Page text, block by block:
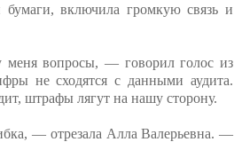
бумаги, включила громкую связь и
вопросы, — говорил голос из
не сходятся с данными аудита.
штрафы лягут на нашу сторону.
— отрезала Алла Валерьевна. —